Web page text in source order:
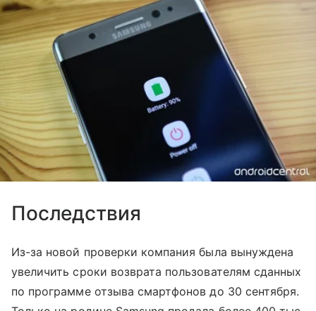
Последствия
Из-за новой проверки компания была вынуждена
увеличить сроки возврата пользователям сданных
по программе отзыва смартфонов до 30 сентября.